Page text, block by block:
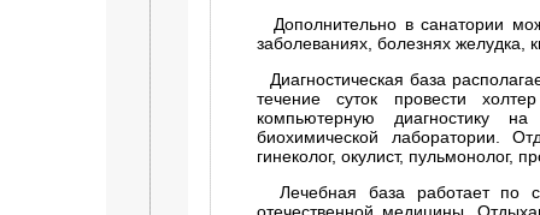
Дополнительно в санатории
заболеваниях, болезнях желудка,
Диагностическая база
течение суток провести
компьютерную диагностику
биохимической лаборатории.
гинеколог, окулист, пульмонолог,
Лечебная база работает по